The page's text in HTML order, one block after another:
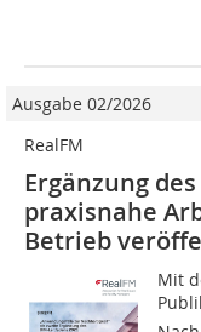
Ausgabe 02/2026
RealFM
Ergänzung
praxisnahe
Betrieb
Mit